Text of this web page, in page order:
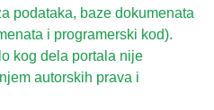
podataka, baze dokumenata
i programerski kod).
kog dela portala nije
autorskih prava i